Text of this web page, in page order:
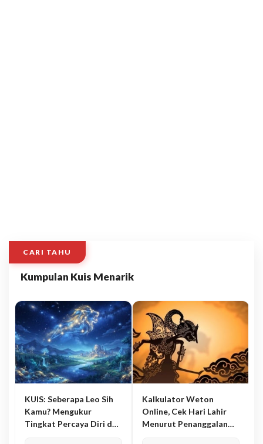
CARI TAHU
Kumpulan Kuis Menarik
KUIS: Seberapa Leo Sih
Kamu? Mengukur
Tingkat Percaya Diri dan
Kalkulator Weton
Online, Cek Hari Lahir
Menurut Penanggalan